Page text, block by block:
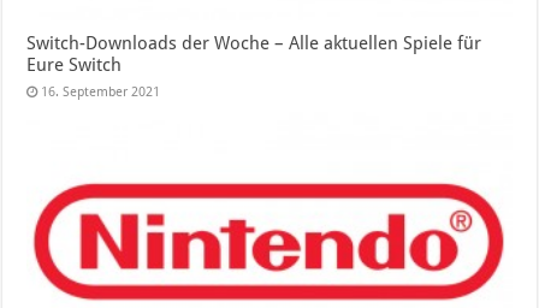
Switch-Downloads der Woche – Alle aktuellen Spiele für
Eure Switch
16. September 2021